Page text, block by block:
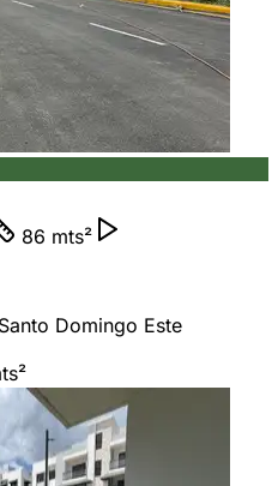
86 mts²
Santo Domingo Este